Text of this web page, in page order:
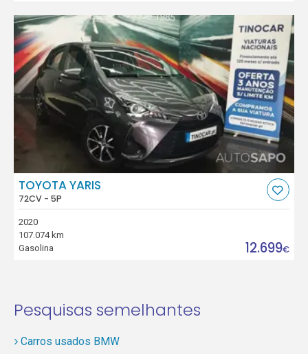
TOYOTA YARIS
72CV - 5P
2020
107.074 km
Gasolina
12.699€
Pesquisas semelhantes
Carros usados BMW